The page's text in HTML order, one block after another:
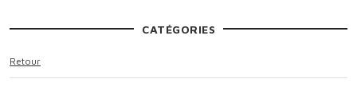
CATÉGORIES
Retour